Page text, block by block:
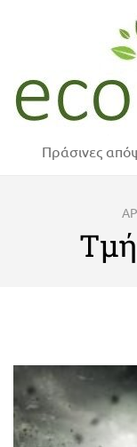
Enter)
Πράσινες